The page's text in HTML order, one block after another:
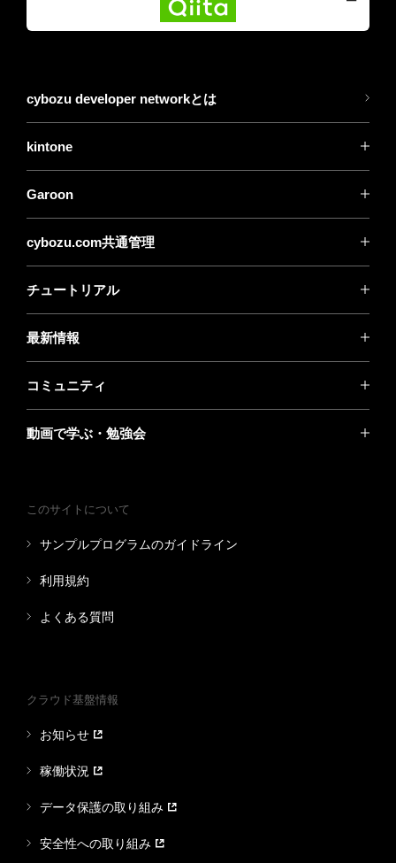
cybozu developer networkとは
kintone
Garoon
cybozu.com共通管理
チュートリアル
最新情報
コミュニティ
動画で学ぶ・勉強会
このサイトについて
サンプルプログラムのガイドライン
利用規約
よくある質問
クラウド基盤情報
お知らせ
稼働状況
データ保護の取り組み
安全性への取り組み